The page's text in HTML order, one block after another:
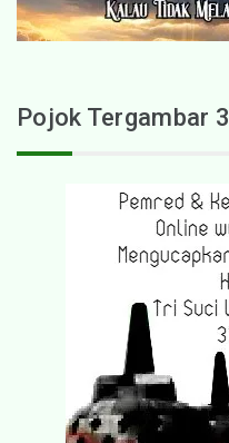
Pojok Tergambar